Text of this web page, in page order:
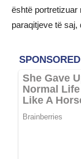
është portretizuar
paraqitjeve të